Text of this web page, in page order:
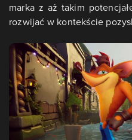
marka z aż takim
rozwijać w kontekście